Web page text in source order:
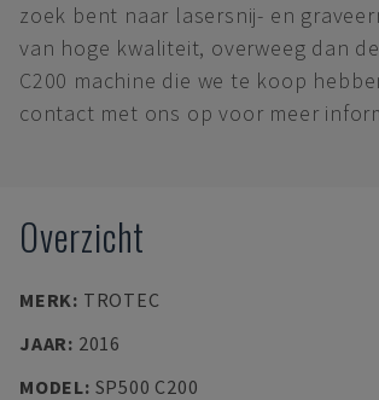
zoek bent naar lasersnij- en
van hoge kwaliteit, overweeg dan
C200 machine die we te koop
contact met ons op voor meer
Overzicht
MERK: TROTEC
JAAR: 2016
MODEL: SP500 C200